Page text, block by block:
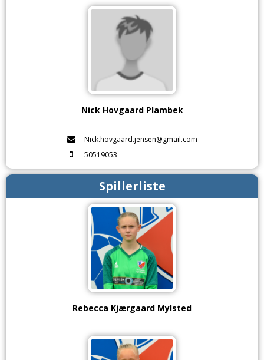
Nick Hovgaard Plambek
Nick.hovgaard.jensen@gmail.com
50519053
Spillerliste
Rebecca Kjærgaard Mylsted